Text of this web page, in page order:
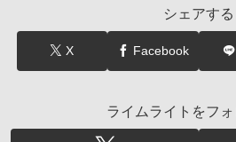
シェアする
X Facebook
ライムライトをフ